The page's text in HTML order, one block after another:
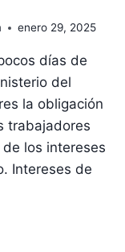
enero 29, 2025
días de
del
la obligación
trabajadores
los intereses
Intereses de